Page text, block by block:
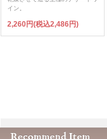
イン。
2,260円(税込2,486円)